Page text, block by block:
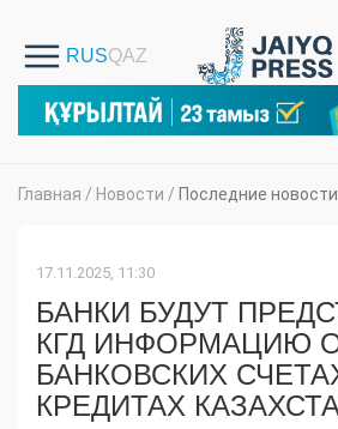
Главная / Новости / Последние новости
17.11.2025, 11:30
БАНКИ БУДУТ
КГД ИНФОРМАЦИЮ
БАНКОВСКИХ
КРЕДИТАХ